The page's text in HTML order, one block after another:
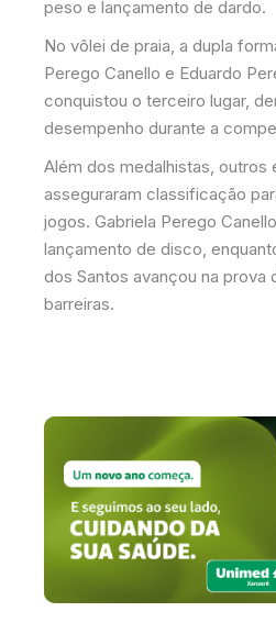
peso e lançamento de dardo.
No vôlei de praia, a dupla
Perego Canello e Eduardo
conquistou o terceiro lugar,
desempenho durante a
Além dos medalhistas, outros
asseguraram classificação
jogos. Gabriela Perego
lançamento de disco,
dos Santos avançou na prova
barreiras.